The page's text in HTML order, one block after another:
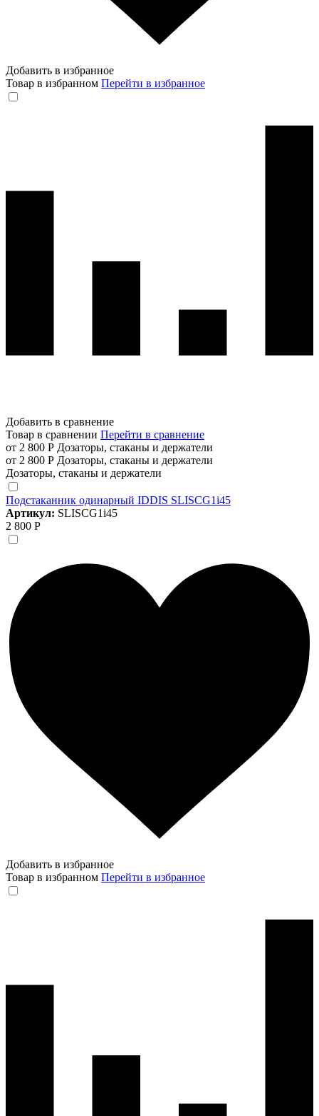
Добавить в избранное
Товар в избранном Перейти в избранное
Добавить в сравнение
Товар в сравнении Перейти в сравнение
от 2 800 Р Дозаторы, стаканы и держатели
от 2 800 Р Дозаторы, стаканы и держатели
Дозаторы, стаканы и держатели
Подстаканник одинарный IDDIS SLISCG1i45
Артикул: SLISCG1i45
2 800 Р
Добавить в избранное
Товар в избранном Перейти в избранное